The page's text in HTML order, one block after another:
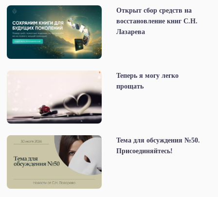
Открыт сбор средств на
восстановление книг С.Н.
Лазарева
Теперь я могу легко
прощать
Тема для обсуждения №50.
Присоединяйтесь!